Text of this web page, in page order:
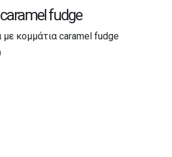
fudge
κομμάτια caramel fudge